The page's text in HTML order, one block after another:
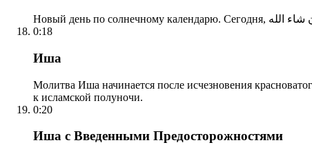
0:18
Иша
Молитва Иша начинается после исчезновения
к исламской полуночи.
0:20
Иша с Введенными Предосторожностями